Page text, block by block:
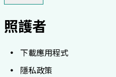
照護者
下載應用程式
隱私政策